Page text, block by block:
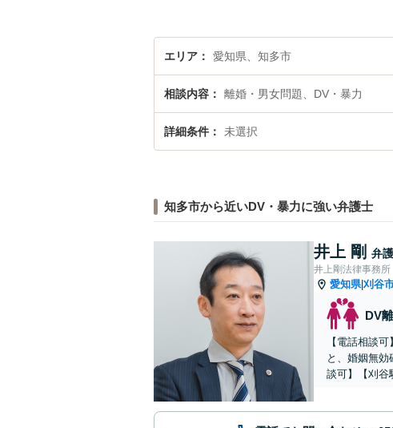
エリア 愛知県、知多市
相談内容 離婚・男女問題、DV・暴力
詳細条件 未選択
知多市から近いDV・暴力に強い弁護士
井上 剛 弁
井上剛法律事務所
愛知県|刈谷
DV
【電話相談
と、婚姻無
談可】【刈谷